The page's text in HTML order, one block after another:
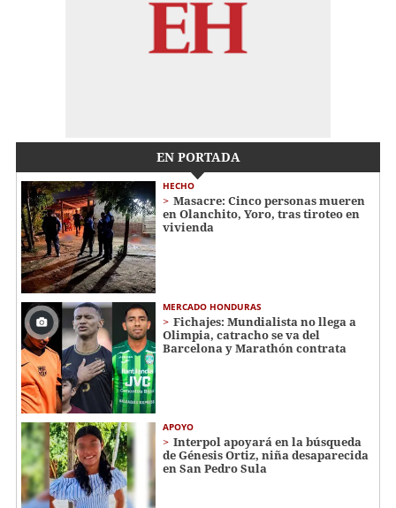
EN PORTADA
HECHO
Masacre: Cinco personas mueren
en Olanchito, Yoro, tras tiroteo en
vivienda
MERCADO HONDURAS
Fichajes: Mundialista no llega a
Olimpia, catracho se va del
Barcelona y Marathón contrata
APOYO
Interpol apoyará en la búsqueda
de Génesis Ortiz, niña desaparecida
en San Pedro Sula